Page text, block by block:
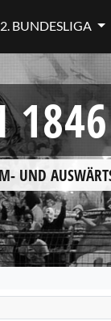
2. BUNDESLIGA
UND